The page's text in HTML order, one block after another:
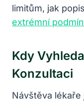
limitům, jak
extrémní
Kdy
Konzultaci
Návštěva